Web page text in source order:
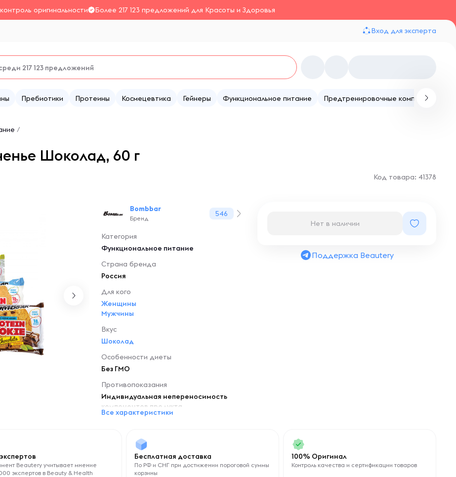
оригинальности Более 217 123 предложений для Красоты и Здоровья
Вход для эксперта
Пребиотики Протеины Космецевтика Гейнеры Функциональное питание Предтренировочные комплексы
/
Шоколад, 60 г
Код товара: 41378
Bombbar
Бренд
546
Категория
Функциональное питание
Страна бренда
Россия
Для кого
Женщины
Мужчины
Вкус
Шоколад
Особенности диеты
Без ГМО
Противопоказания
Индивидуальная непереносимость
компонентов продукта.
Все характеристики
Нет в наличии
Поддержка Beautery
Beautery учитывает мнение
экспертов в Beauty & Health
Бесплатная доставка
По РФ и СНГ при достижении пороговой суммы
корзины
100% Оригинал
Контроль качества и сертификации товаров